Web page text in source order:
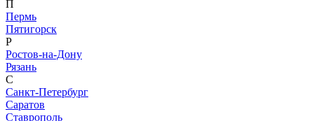
П
Пермь
Пятигорск
Р
Ростов-на-Дону
Рязань
С
Санкт-Петербург
Саратов
Ставрополь